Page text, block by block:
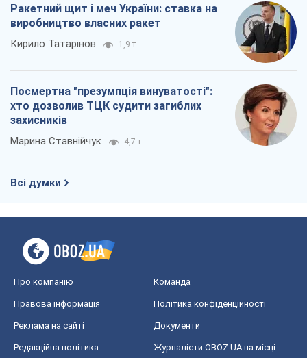
Ракетний щит і меч України: ставка на
виробництво власних ракет
Кирило Татарінов 1,9 т.
Посмертна "презумпція винуватості":
хто дозволив ТЦК судити загиблих
захисників
Марина Ставнійчук 4,7 т.
Всі думки
Про компанію Команда
Правова інформація Політика конфіденційності
Реклама на сайті Документи
Редакційна політика
Журналісти OBOZ.UA на місці